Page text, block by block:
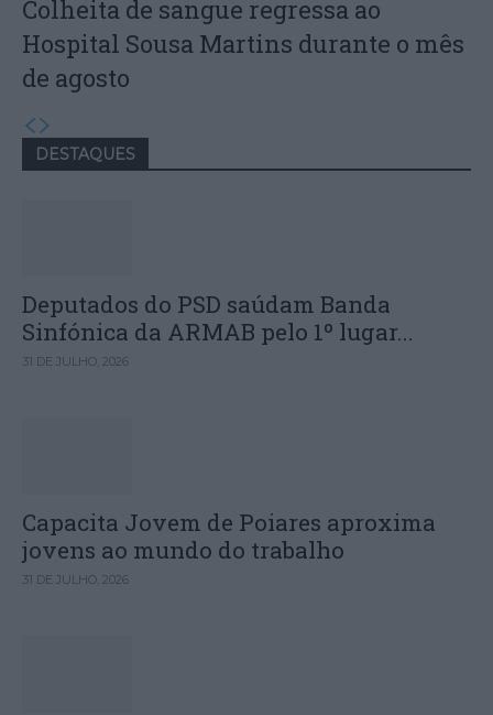
Colheita de sangue regressa ao
Hospital Sousa Martins durante o mês
de agosto
DESTAQUES
Deputados do PSD saúdam Banda
Sinfónica da ARMAB pelo 1º lugar...
31 DE JULHO, 2026
Capacita Jovem de Poiares aproxima
jovens ao mundo do trabalho
31 DE JULHO, 2026